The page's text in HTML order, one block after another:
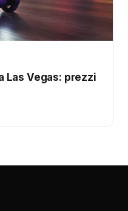
Las Vegas: prezzi